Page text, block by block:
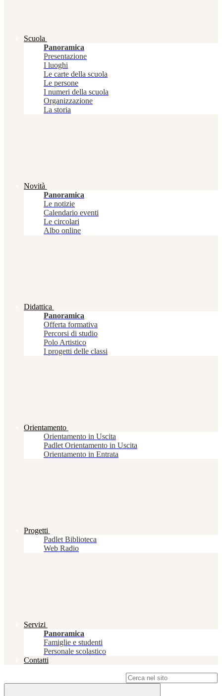
Scuola
Panoramica
Presentazione
I luoghi
Le carte della scuola
Le persone
I numeri della scuola
Organizzazione
La storia
Novità
Panoramica
Le notizie
Calendario eventi
Le circolari
Albo online
Didattica
Panoramica
Offerta formativa
Percorsi di studio
Polo Artistico
I progetti delle classi
Orientamento
Orientamento in Uscita
Padlet Orientamento in Uscita
Orientamento in Entrata
Progetti
Padlet Biblioteca
Web Radio
Servizi
Panoramica
Famiglie e studenti
Personale scolastico
Contatti